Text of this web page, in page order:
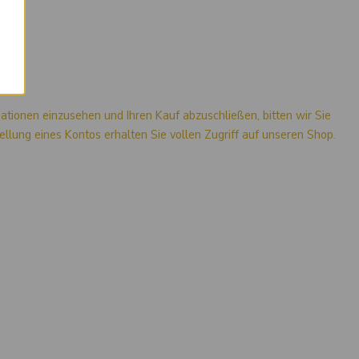
einzusehen und Ihren Kauf abzuschließen, bitten wir Sie
eines Kontos erhalten Sie vollen Zugriff auf unseren Shop.